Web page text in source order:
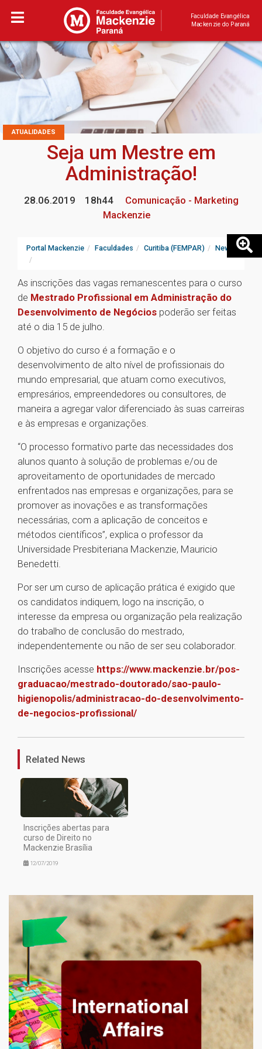
Faculdade Evangélica
Mackenzie do Paraná
ATUALIDADES
Seja um Mestre em
Administração!
28.06.2019 18h44
Comunicação - Marketing
Mackenzie
Portal Mackenzie Faculdades Curitiba (FEMPAR) News
As inscrições das vagas remanescentes para o curso
de Mestrado Profissional em Administração do
Desenvolvimento de Negócios poderão ser feitas
até o dia 15 de julho.
O objetivo do curso é a formação e o
desenvolvimento de alto nível de profissionais do
mundo empresarial, que atuam como executivos,
empresários, empreendedores ou consultores, de
maneira a agregar valor diferenciado às suas carreiras
e às empresas e organizações.
“O processo formativo parte das necessidades dos
alunos quanto à solução de problemas e/ou de
aproveitamento de oportunidades de mercado
enfrentados nas empresas e organizações, para se
promover as inovações e as transformações
necessárias, com a aplicação de conceitos e
métodos científicos”, explica o professor da
Universidade Presbiteriana Mackenzie, Mauricio
Benedetti.
Por ser um curso de aplicação prática é exigido que
os candidatos indiquem, logo na inscrição, o
interesse da empresa ou organização pela realização
do trabalho de conclusão do mestrado,
independentemente ou não de ser seu colaborador.
Inscrições acesse https://www.mackenzie.br/pos-
graduacao/mestrado-doutorado/sao-paulo-
higienopolis/administracao-do-desenvolvimento-
de-negocios-profissional/
1
Related News
Inscrições abertas para
curso de Direito no
Mackenzie Brasília
12/07/2019